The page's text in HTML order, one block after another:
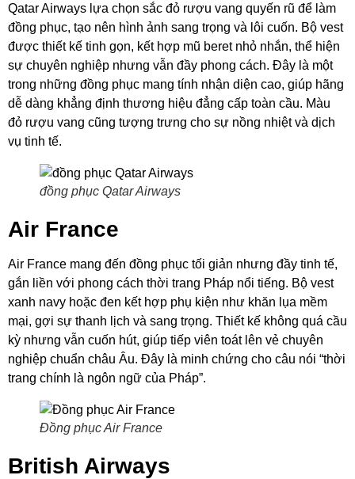
Qatar Airways lựa chọn sắc đỏ rượu vang quyến rũ để làm
đồng phục, tạo nên hình ảnh sang trọng và lôi cuốn. Bộ vest
được thiết kế tinh gọn, kết hợp mũ beret nhỏ nhắn, thể hiện
sự chuyên nghiệp nhưng vẫn đầy phong cách. Đây là một
trong những đồng phục mang tính nhận diện cao, giúp hãng
dễ dàng khẳng định thương hiệu đẳng cấp toàn cầu. Màu
đỏ rượu vang cũng tượng trưng cho sự nồng nhiệt và dịch
vụ tinh tế.
đồng phục Qatar Airways
Air France
Air France mang đến đồng phục tối giản nhưng đầy tinh tế,
gắn liền với phong cách thời trang Pháp nổi tiếng. Bộ vest
xanh navy hoặc đen kết hợp phụ kiện như khăn lụa mềm
mại, gợi sự thanh lịch và sang trọng. Thiết kế không quá cầu
kỳ nhưng vẫn cuốn hút, giúp tiếp viên toát lên vẻ chuyên
nghiệp chuẩn châu Âu. Đây là minh chứng cho câu nói “thời
trang chính là ngôn ngữ của Pháp”.
Đồng phục Air France
British Airways